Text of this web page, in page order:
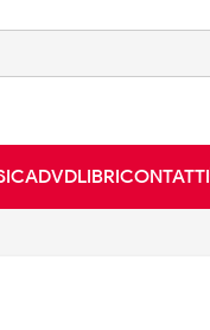
DVDLIBRICONTATTI